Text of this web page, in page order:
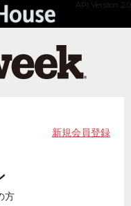
API Version 2.0
新規会員登録
方